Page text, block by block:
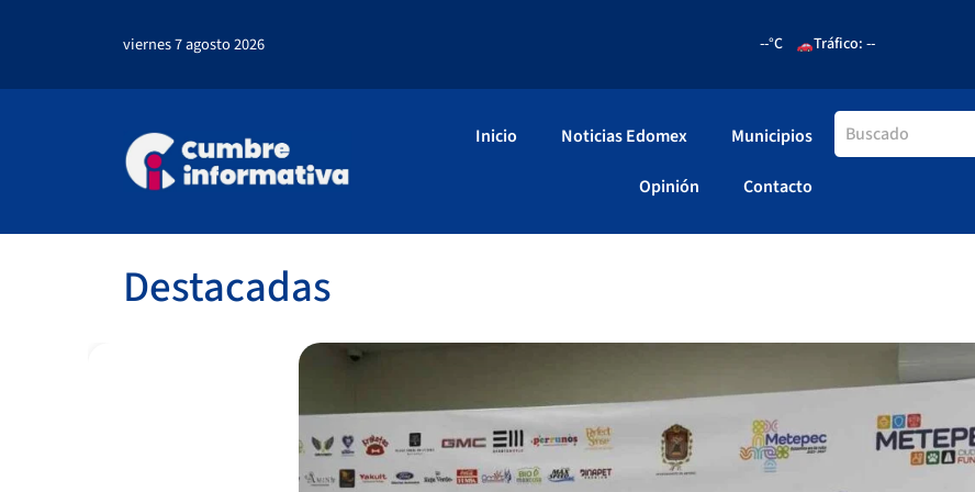
viernes 7 agosto 2026 --°C Tráfico: --
Inicio Noticias Edomex Municipios
Opinión Contacto
Destacadas